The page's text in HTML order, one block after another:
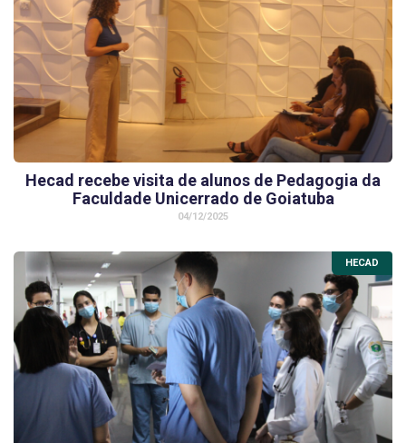
Hecad recebe visita de alunos de Pedagogia da
Faculdade Unicerrado de Goiatuba
04/12/2025
HECAD